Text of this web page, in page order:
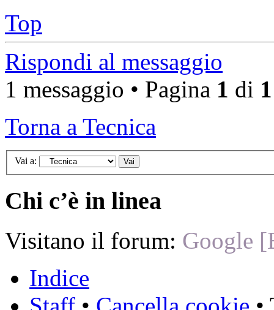
Top
Rispondi al messaggio
1 messaggio • Pagina 1 di 1
Torna a Tecnica
Vai a:
Chi c’è in linea
Visitano il forum: Google
Indice